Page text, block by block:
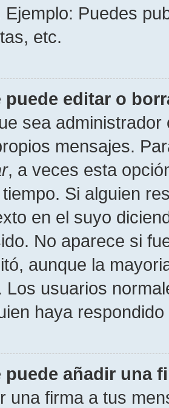
Ejemplo: Puedes
etc.
puede editar o
sea
mensajes.
, a veces esta
Si alguien
en el suyo
No aparece si
aunque la
Los usuarios
haya
puede añadir una
una firma a tus